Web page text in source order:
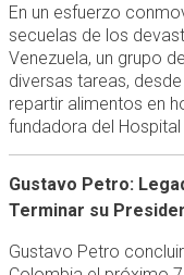
En un esfuerzo
secuelas de los
Venezuela, un grupo
diversas tareas,
repartir alimentos en
fundadora del Hospital
Gustavo Petro:
Terminar su
Gustavo Petro